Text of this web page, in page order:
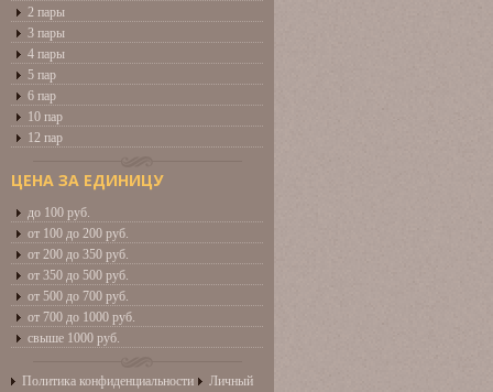
2 пары
3 пары
4 пары
5 пар
6 пар
10 пар
12 пар
ЦЕНА ЗА ЕДИНИЦУ
до 100 руб.
от 100 до 200 руб.
от 200 до 350 руб.
от 350 до 500 руб.
от 500 до 700 руб.
от 700 до 1000 руб.
свыше 1000 руб.
Политика конфиденциальности
Личный